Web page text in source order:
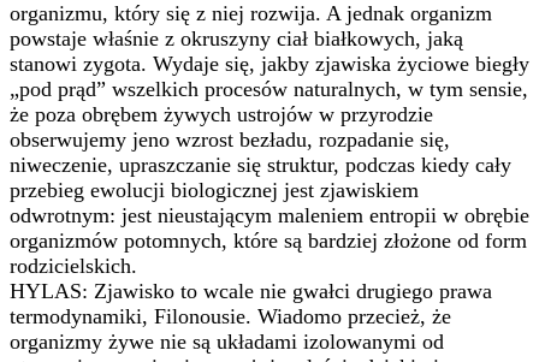
organizmu, który się z niej rozwija. A jednak organizm
powstaje właśnie z okruszyny ciał białkowych, jaką
stanowi zygota. Wydaje się, jakby zjawiska życiowe biegły
„pod prąd” wszelkich procesów naturalnych, w tym sensie,
że poza obrębem żywych ustrojów w przyrodzie
obserwujemy jeno wzrost bezładu, rozpadanie się,
niweczenie, upraszczanie się struktur, podczas kiedy cały
przebieg ewolucji biologicznej jest zjawiskiem
odwrotnym: jest nieustającym maleniem entropii w obrębie
organizmów potomnych, które są bardziej złożone od form
rodzicielskich.
HYLAS: Zjawisko to wcale nie gwałci drugiego prawa
termodynamiki, Filonousie. Wiadomo przecież, że
organizmy żywe nie są układami izolowanymi od